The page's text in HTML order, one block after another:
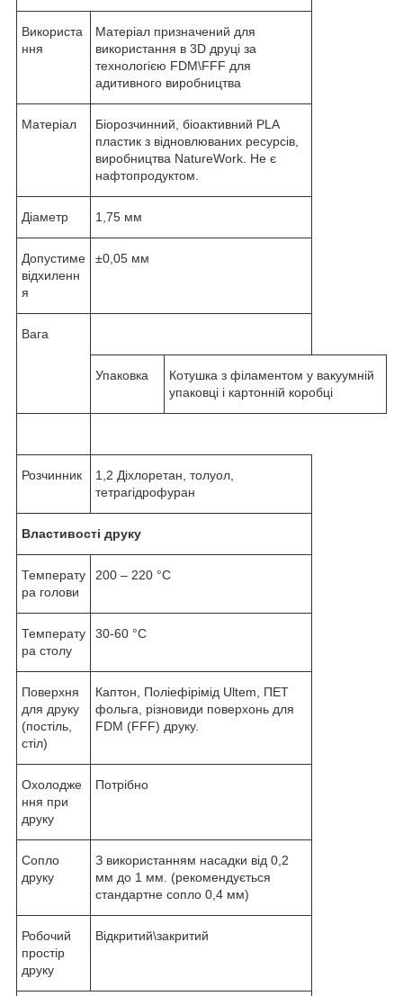
Використа
ння
Матеріал призначений для
використання в 3D друці за
технологією FDM\FFF для
адитивного виробництва
Матеріал
Біорозчинний, біоактивний PLA
пластик з відновлюваних ресурсів,
виробництва NatureWork. Не є
нафтопродуктом.
Діаметр 1,75 мм
Допустиме
відхиленн
я
±0,05 мм
Вага
Упаковка
Котушка з філаментом у вакуумній
упаковці і картонній коробці
Розчинник
1,2 Діхлоретан, толуол,
тетрагідрофуран
Властивості друку
Температу
ра голови
200 – 220 °С
Температу
ра столу
30-60 °С
Поверхня
для друку
(постіль,
стіл)
Каптон, Поліефірімід Ultem, ПЕТ
фольга, різновиди поверхонь для
FDM (FFF) друку.
Охолодже
ння при
друку
Потрібно
Сопло
друку
З використанням насадки від 0,2
мм до 1 мм. (рекомендується
стандартне сопло 0,4 мм)
Робочий
простір
друку
Відкритий\закритий